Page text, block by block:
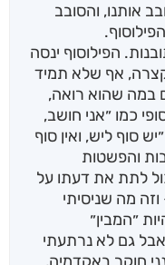
אותנו, והסובב
הפילוסוף ינסה
אף שלא תמיד
במה שהוא רואה,
כמו ״אני חושב,
סוף ליש, ואין סוף
והפשטות
לתת את דעתו על
מה שניסיתי
״המבין״
גם לא נרתעתי